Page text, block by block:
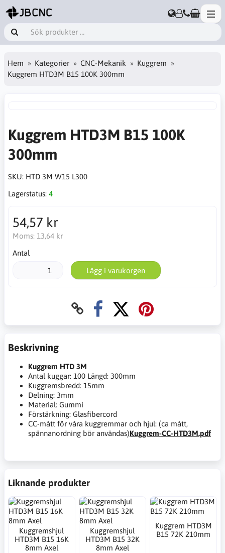
Hem Kategorier CNC-Mekanik
Kuggrem
Kuggrem HTD3M B15 100K 300mm
Kuggrem HTD3M B15 100K
300mm
SKU: HTD 3M W15 L300
Lagerstatus: 4
54,57 kr
Moms: 13,64 kr
Antal
Lägg i varukorgen
Beskrivning
Kuggrem HTD 3M
Antal kuggar: 100 Längd: 300mm
Kuggremsbredd: 15mm
Delning: 3mm
Material: Gummi
Förstärkning: Glasfibercord
CC-mått för våra kuggremmar och hjul: (ca mått,
spännanordning bör användas)Kuggrem-CC-HTD3M.pdf
Liknande produkter
Kuggremshjul
HTD3M B15 16K
8mm Axel
Kuggremshjul
HTD3M B15 32K
8mm Axel
Kuggrem HTD3M
B15 72K 210mm